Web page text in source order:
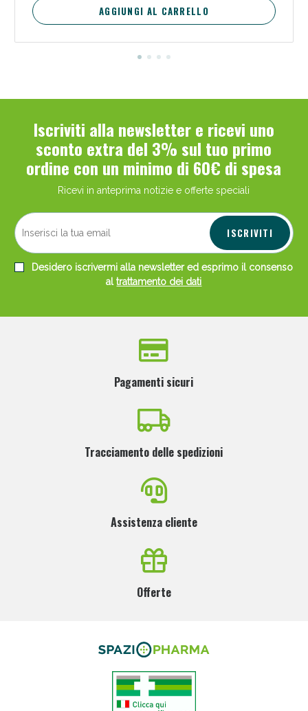
AGGIUNGI AL CARRELLO
Iscriviti alla newsletter e ricevi uno
sconto extra del 3% sul tuo primo
ordine con un minimo di 60€ di spesa
Ricevi in anteprima notizie e offerte speciali
ISCRIVITI
Desidero iscrivermi alla newsletter ed esprimo il consenso
altrattamento dei dati
Pagamenti sicuri
Tracciamento delle spedizioni
Assistenza cliente
Offerte